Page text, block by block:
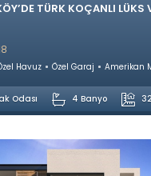
TÜRK KOÇANLI LÜKS
Havuz Özel Garaj Amerikan
Odası 4 Banyo